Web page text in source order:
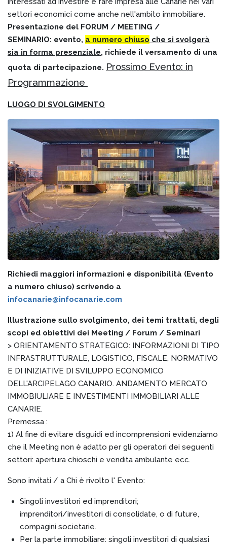
settori economici come anche nell'ambito immobiliare.
Presentazione del FORUM / MEETING /
SEMINARIO: evento, a numero chiuso che si svolgerà
sia in forma presenziale, richiede il versamento di una
quota di partecipazione. Prossimo Evento: in
Programmazione
LUOGO DI SVOLGIMENTO
Richiedi maggiori informazioni e disponibilità (Evento
a numero chiuso) scrivendo a
infocanarie@infocanarie.com
Illustrazione sullo svolgimento, dei temi trattati, degli
scopi ed obiettivi dei Meeting / Forum / Seminari
> ORIENTAMENTO STRATEGICO: INFORMAZIONI DI TIPO
INFRASTRUTTURALE, LOGISTICO, FISCALE, NORMATIVO
E DI INIZIATIVE DI SVILUPPO ECONOMICO
DELL'ARCIPELAGO CANARIO. ANDAMENTO MERCATO
IMMOBIULIARE E INVESTIMENTI IMMOBILIARI ALLE
CANARIE.
Premessa :
1) Al fine di evitare disguidi ed incomprensioni evidenziamo
che il Meeting non è adatto per gli operatori dei seguenti
settori: apertura chioschi e vendita ambulante ecc.
Sono invitati / a Chi è rivolto l' Evento:
Singoli investitori ed imprenditori;
imprenditori/investitori di consolidate, o di future,
compagini societarie.
Per la parte immobiliare: singoli investitori di qualsiasi